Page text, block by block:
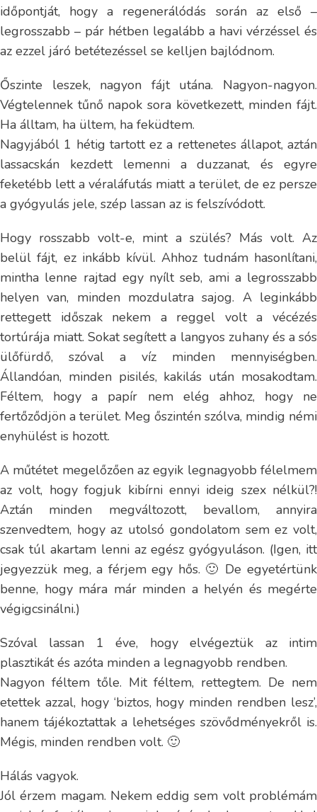
időpontját, hogy a regenerálódás során az első –
legrosszabb – pár hétben legalább a havi vérzéssel és
az ezzel járó betétezéssel se kelljen bajlódnom.
Őszinte leszek, nagyon fájt utána. Nagyon-nagyon.
Végtelennek tűnő napok sora következett, minden fájt.
Ha álltam, ha ültem, ha feküdtem.
Nagyjából 1 hétig tartott ez a rettenetes állapot, aztán
lassacskán kezdett lemenni a duzzanat, és egyre
feketébb lett a véraláfutás miatt a terület, de ez persze
a gyógyulás jele, szép lassan az is felszívódott.
Hogy rosszabb volt-e, mint a szülés? Más volt. Az
belül fájt, ez inkább kívül. Ahhoz tudnám hasonlítani,
mintha lenne rajtad egy nyílt seb, ami a legrosszabb
helyen van, minden mozdulatra sajog. A leginkább
rettegett időszak nekem a reggel volt a vécézés
tortúrája miatt. Sokat segített a langyos zuhany és a sós
ülőfürdő, szóval a víz minden mennyiségben.
Állandóan, minden pisilés, kakilás után mosakodtam.
Féltem, hogy a papír nem elég ahhoz, hogy ne
fertőződjön a terület. Meg őszintén szólva, mindig némi
enyhülést is hozott.
A műtétet megelőzően az egyik legnagyobb félelmem
az volt, hogy fogjuk kibírni ennyi ideig szex nélkül?!
Aztán minden megváltozott, bevallom, annyira
szenvedtem, hogy az utolsó gondolatom sem ez volt,
csak túl akartam lenni az egész gyógyuláson. (Igen, itt
jegyezzük meg, a férjem egy hős. 🙂 De egyetértünk
benne, hogy mára már minden a helyén és megérte
végigcsinálni.)
Szóval lassan 1 éve, hogy elvégeztük az intim
plasztikát és azóta minden a legnagyobb rendben.
Nagyon féltem tőle. Mit féltem, rettegtem. De nem
etettek azzal, hogy ‘biztos, hogy minden rendben lesz’,
hanem tájékoztattak a lehetséges szövődményekről is.
Mégis, minden rendben volt. 🙂
Hálás vagyok.
Jól érzem magam. Nekem eddig sem volt problémám